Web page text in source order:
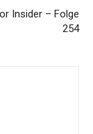
Insider – Folge
254